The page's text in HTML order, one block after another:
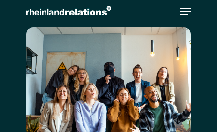
beachten